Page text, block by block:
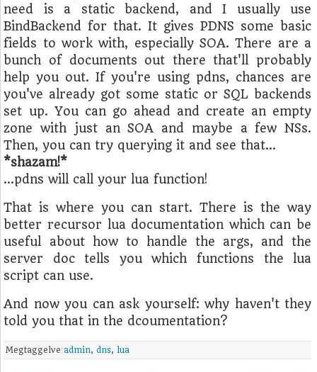
need is a static backend, and I usually use
BindBackend for that. It gives PDNS some basic
fields to work with, especially SOA. There are a
bunch of documents out there that'll probably
help you out. If you're using pdns, chances are
you've already got some static or SQL backends
set up. You can go ahead and create an empty
zone with just an SOA and maybe a few NSs.
Then, you can try querying it and see that…
*shazam!*
…pdns will call your lua function!
That is where you can start. There is the way
better recursor lua documentation which can be
useful about how to handle the args, and the
server doc tells you which functions the lua
script can use.
And now you can ask yourself: why haven't they
told you that in the dcoumentation?
Megtaggelveadmin,dns, lua